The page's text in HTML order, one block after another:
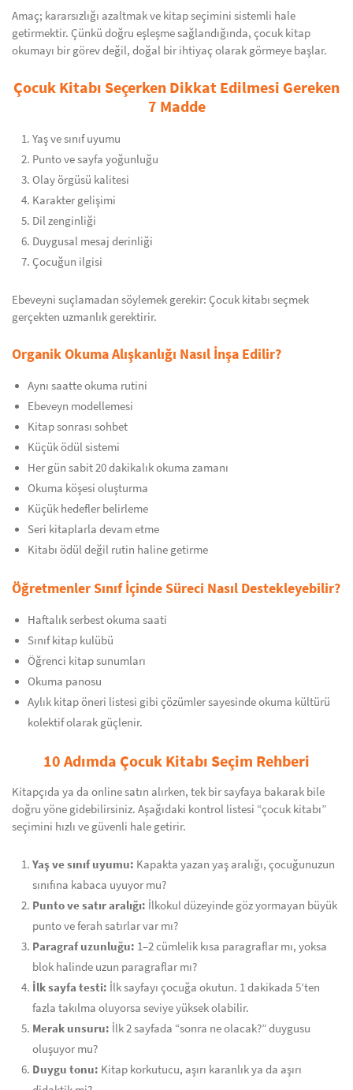
Amaç; kararsızlığı azaltmak ve kitap seçimini sistemli hale
getirmektir. Çünkü doğru eşleşme sağlandığında, çocuk kitap
okumayı bir görev değil, doğal bir ihtiyaç olarak görmeye başlar.
Çocuk Kitabı Seçerken Dikkat Edilmesi Gereken
7 Madde
Yaş ve sınıf uyumu
Punto ve sayfa yoğunluğu
Olay örgüsü kalitesi
Karakter gelişimi
Dil zenginliği
Duygusal mesaj derinliği
Çocuğun ilgisi
Ebeveyni suçlamadan söylemek gerekir: Çocuk kitabı seçmek
gerçekten uzmanlık gerektirir.
Organik Okuma Alışkanlığı Nasıl İnşa Edilir?
Aynı saatte okuma rutini
Ebeveyn modellemesi
Kitap sonrası sohbet
Küçük ödül sistemi
Her gün sabit 20 dakikalık okuma zamanı
Okuma köşesi oluşturma
Küçük hedefler belirleme
Seri kitaplarla devam etme
Kitabı ödül değil rutin haline getirme
Öğretmenler Sınıf İçinde Süreci Nasıl Destekleyebilir?
Haftalık serbest okuma saati
Sınıf kitap kulübü
Öğrenci kitap sunumları
Okuma panosu
Aylık kitap öneri listesi gibi çözümler sayesinde okuma kültürü
kolektif olarak güçlenir.
10 Adımda Çocuk Kitabı Seçim Rehberi
Kitapçıda ya da online satın alırken, tek bir sayfaya bakarak bile
doğru yöne gidebilirsiniz. Aşağıdaki kontrol listesi “çocuk kitabı”
seçimini hızlı ve güvenli hale getirir.
Yaş ve sınıf uyumu: Kapakta yazan yaş aralığı, çocuğunuzun
sınıfına kabaca uyuyor mu?
Punto ve satır aralığı: İlkokul düzeyinde göz yormayan büyük
punto ve ferah satırlar var mı?
Paragraf uzunluğu: 1–2 cümlelik kısa paragraflar mı, yoksa
blok halinde uzun paragraflar mı?
İlk sayfa testi: İlk sayfayı çocuğa okutun. 1 dakikada 5’ten
fazla takılma oluyorsa seviye yüksek olabilir.
Merak unsuru: İlk 2 sayfada “sonra ne olacak?” duygusu
oluşuyor mu?
Duygu tonu: Kitap korkutucu, aşırı karanlık ya da aşırı